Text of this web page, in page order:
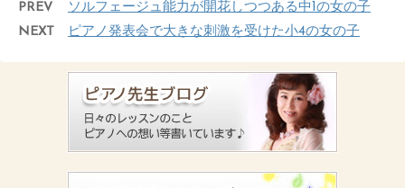
PREV
ソルフェージュ能力が開花しつつある中1の女の子
NEXT
ピアノ発表会で大きな刺激を受けた小4の女の子